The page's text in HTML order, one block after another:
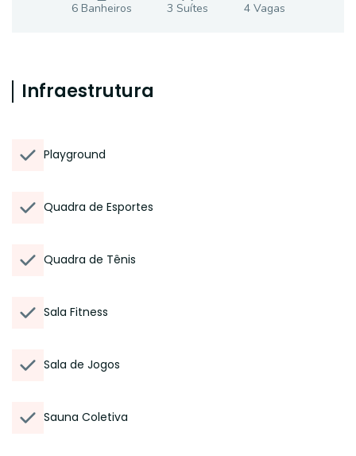
6Banheiros 3 Suítes 4Vagas
Infraestrutura
Playground
Quadra de Esportes
Quadra de Tênis
Sala Fitness
Sala de Jogos
Sauna Coletiva